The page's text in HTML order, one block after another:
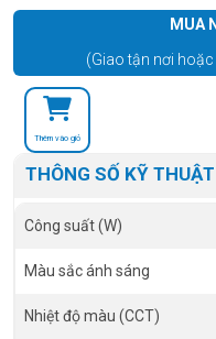
MUA
(Giao tận nơi
Thêm vào giỏ
THÔNG SỐ KỸ THUẬT
Công suất (W)
Màu sắc ánh sáng
Nhiệt độ màu (CCT)